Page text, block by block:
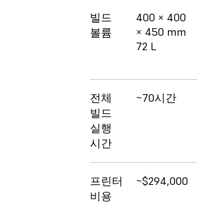
빌드
볼륨
400 × 400
× 450 mm
72 L
전체
빌드
실행
시간
~70시간
프린터
비용
~$294,000